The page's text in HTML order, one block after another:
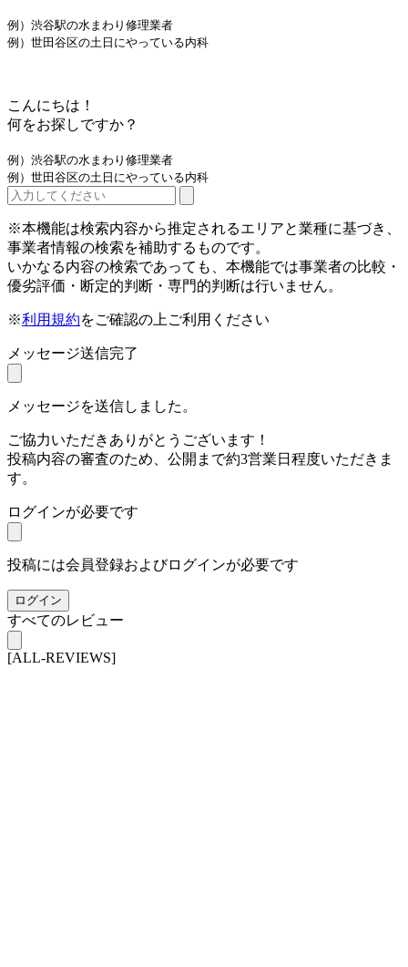
例）渋谷駅の水まわり修理業者
例）世田谷区の土日にやっている内科
こんにちは！
何をお探しですか？
例）渋谷駅の水まわり修理業者
例）世田谷区の土日にやっている内科
※本機能は検索内容から推定されるエリアと業種に基づき、
事業者情報の検索を補助するものです。
いかなる内容の検索であっても、本機能では事業者の比較・
優劣評価・断定的判断・専門的判断は行いません。
※利用規約をご確認の上ご利用ください
メッセージ送信完了
メッセージを送信しました。
ご協力いただきありがとうございます！
投稿内容の審査のため、公開まで約3営業日程度いただきま
す。
ログインが必要です
投稿には会員登録およびログインが必要です
ログイン
すべてのレビュー
[ALL-REVIEWS]